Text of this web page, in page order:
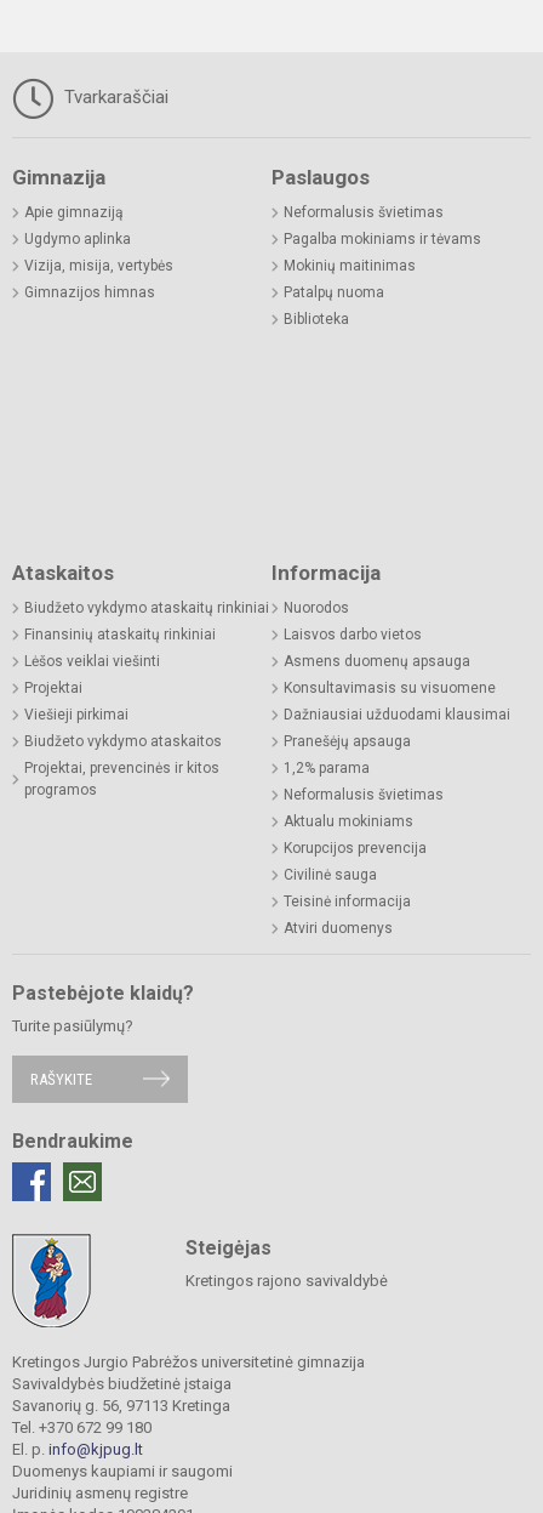
Tvarkaraščiai
Gimnazija
Apie gimnaziją
Ugdymo aplinka
Vizija, misija, vertybės
Gimnazijos himnas
Paslaugos
Neformalusis švietimas
Pagalba mokiniams ir tėvams
Mokinių maitinimas
Patalpų nuoma
Biblioteka
Ataskaitos
Biudžeto vykdymo ataskaitų rinkiniai
Finansinių ataskaitų rinkiniai
Lėšos veiklai viešinti
Projektai
Viešieji pirkimai
Biudžeto vykdymo ataskaitos
Projektai, prevencinės ir kitos
programos
Informacija
Nuorodos
Laisvos darbo vietos
Asmens duomenų apsauga
Konsultavimasis su visuomene
Dažniausiai užduodami klausimai
Pranešėjų apsauga
1,2% parama
Neformalusis švietimas
Aktualu mokiniams
Korupcijos prevencija
Civilinė sauga
Teisinė informacija
Atviri duomenys
Pastebėjote klaidų?
Turite pasiūlymų?
RAŠYKITE
Bendraukime
Steigėjas
Kretingos rajono savivaldybė
Kretingos Jurgio Pabrėžos universitetinė gimnazija
Savivaldybės biudžetinė įstaiga
Savanorių g. 56, 97113 Kretinga
Tel. +370 672 99 180
El. p. info@kjpug.lt
Duomenys kaupiami ir saugomi
Juridinių asmenų registre